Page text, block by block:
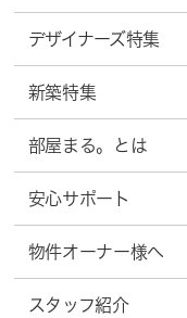
デザイナーズ特集
新築特集
部屋まる。とは
安心サポート
物件オーナー様へ
スタッフ紹介